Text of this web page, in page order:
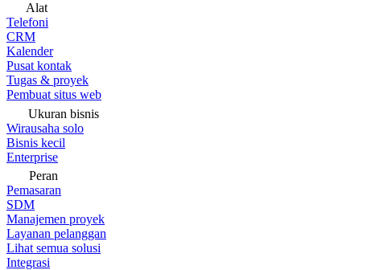
Alat
Telefoni
CRM
Kalender
Pusat kontak
Tugas & proyek
Pembuat situs web
Ukuran bisnis
Wirausaha solo
Bisnis kecil
Enterprise
Peran
Pemasaran
SDM
Manajemen proyek
Layanan pelanggan
Lihat semua solusi
Integrasi